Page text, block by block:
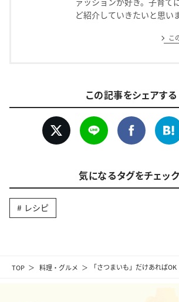
TOP 料理・グルメ 「さつまいも」だけあれば
ど紹介していきたいと思い
こ
この記事をシェアする
気になるタグをチェック
レシピ